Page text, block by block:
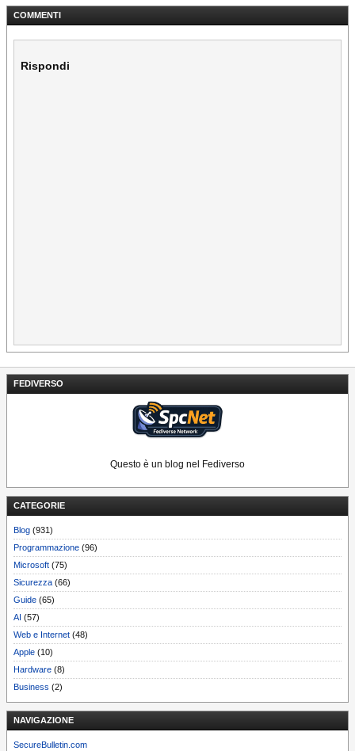
FEDIVERSO
Questo è un blog nel Fediverso
CATEGORIE
Blog (931)
Programmazione (96)
Microsoft (75)
Sicurezza (66)
Guide (65)
AI (57)
Web e Internet (48)
Apple (10)
Hardware (8)
Business (2)
NAVIGAZIONE
SecureBulletin.com
COMMENTI
Rispondi